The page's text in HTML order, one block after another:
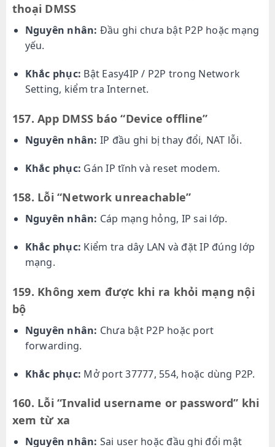
thoại DMSS
Nguyên nhân: Đầu ghi chưa bật P2P hoặc mạng
yếu.
Khắc phục: Bật Easy4IP / P2P trong Network
Setting, kiểm tra Internet.
157. App DMSS báo “Device offline”
Nguyên nhân: IP đầu ghi bị thay đổi, NAT lỗi.
Khắc phục: Gán IP tĩnh và reset modem.
158. Lỗi “Network unreachable”
Nguyên nhân: Cáp mạng hỏng, IP sai lớp.
Khắc phục: Kiểm tra dây LAN và đặt IP đúng lớp
mạng.
159. Không xem được khi ra khỏi mạng nội
bộ
Nguyên nhân: Chưa bật P2P hoặc port
forwarding.
Khắc phục: Mở port 37777, 554, hoặc dùng P2P.
160. Lỗi “Invalid username or password” khi
xem từ xa
Nguyên nhân: Sai user hoặc đầu ghi đổi mật